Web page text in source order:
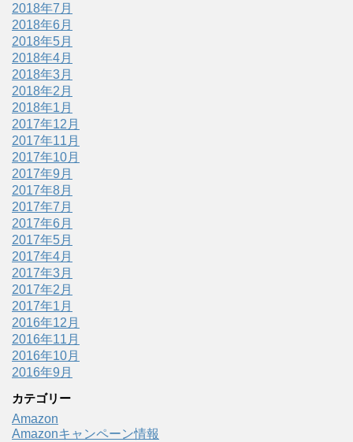
2018年7月
2018年6月
2018年5月
2018年4月
2018年3月
2018年2月
2018年1月
2017年12月
2017年11月
2017年10月
2017年9月
2017年8月
2017年7月
2017年6月
2017年5月
2017年4月
2017年3月
2017年2月
2017年1月
2016年12月
2016年11月
2016年10月
2016年9月
カテゴリー
Amazon
Amazonキャンペーン情報